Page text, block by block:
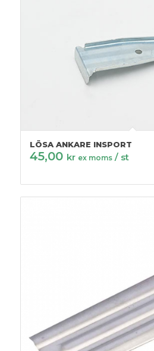
LÖSA ANKARE INSPORT
45,00 kr ex moms / st